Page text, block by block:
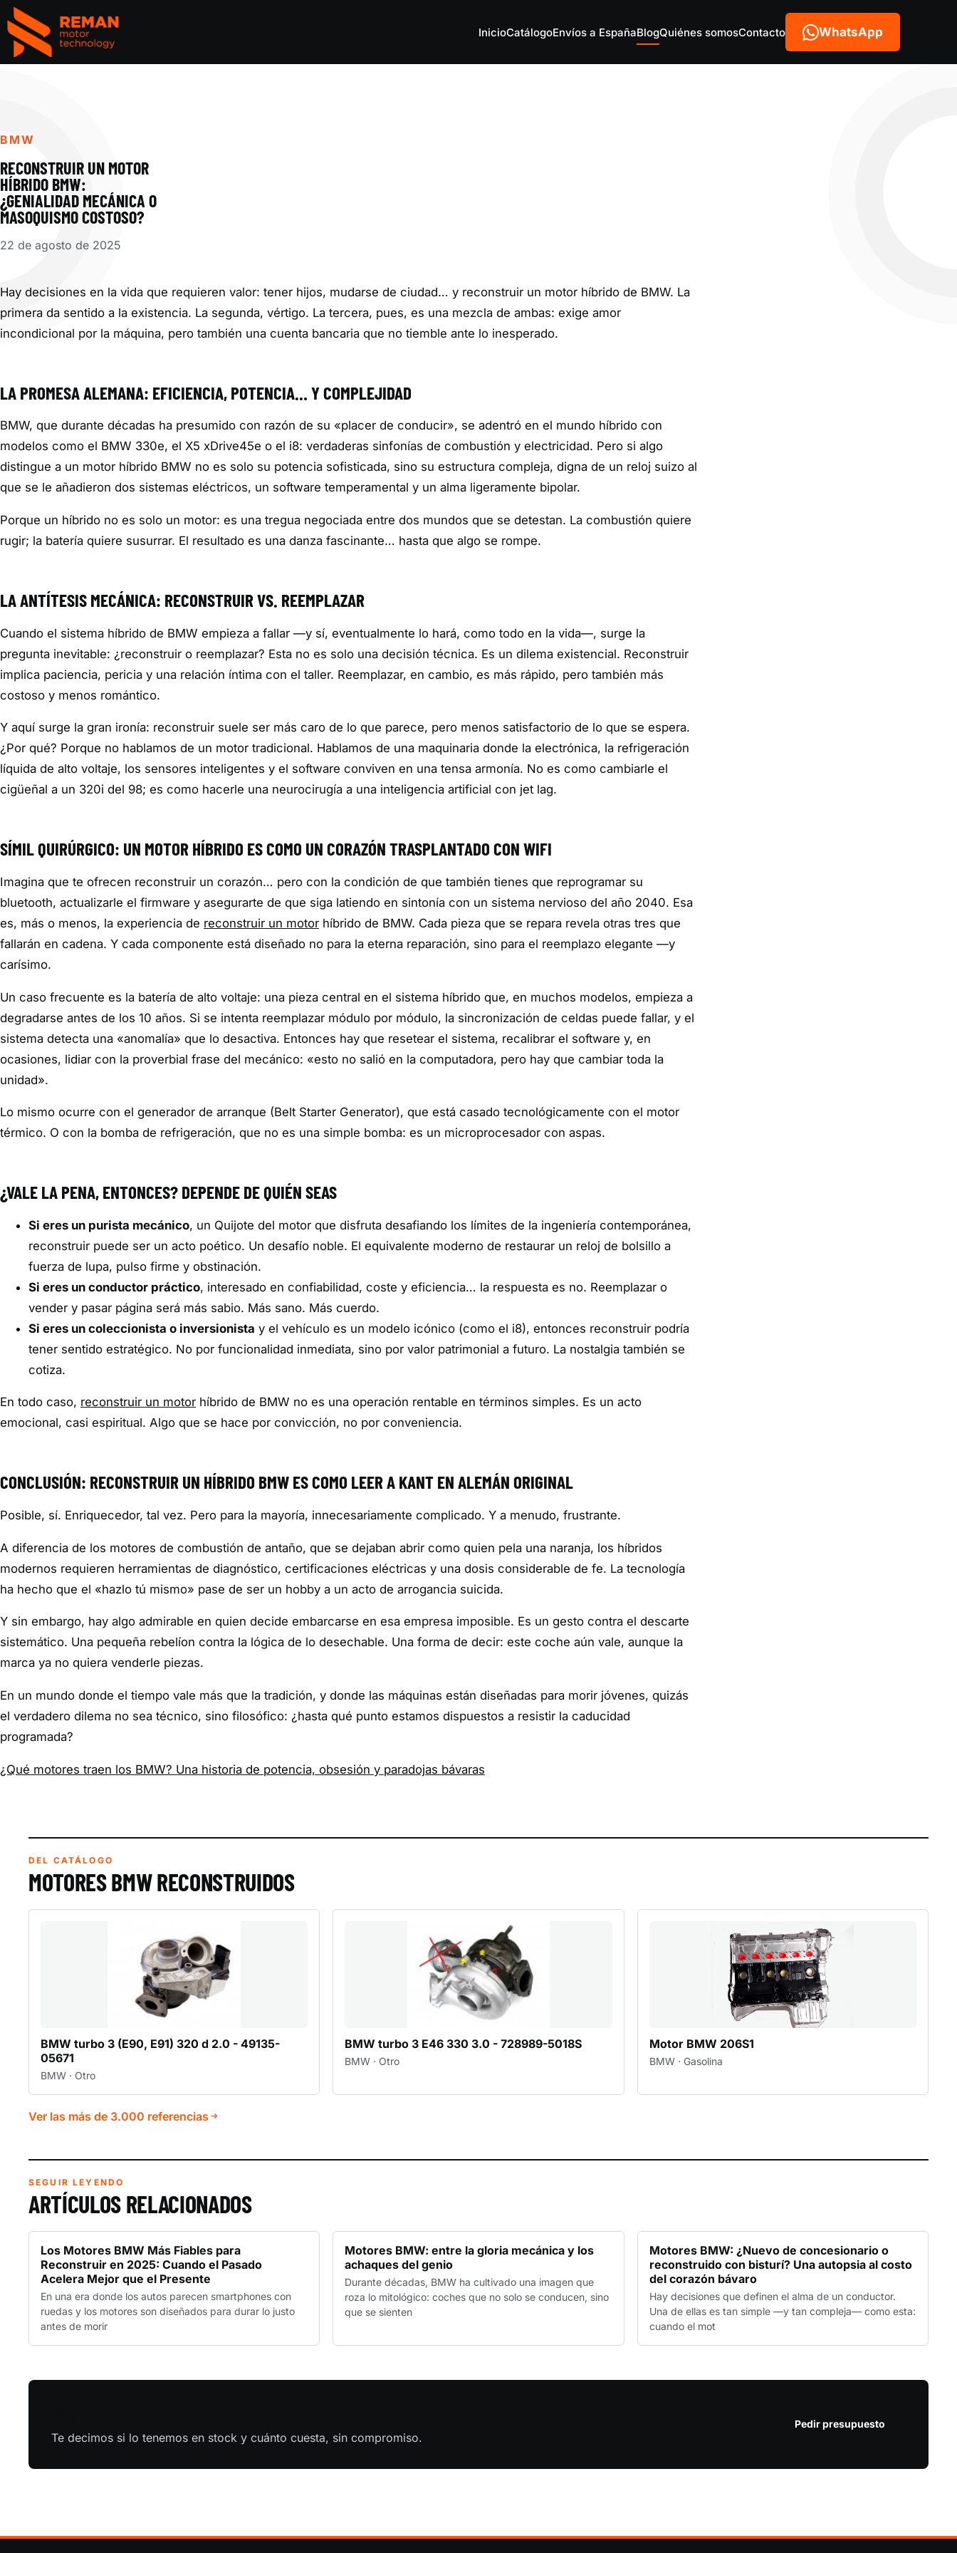
REMAN Motor Parts
InicioCatálogoEnvíos a EspañaBlogQuiénes somosContacto WhatsApp
BMW
RECONSTRUIR UN MOTOR
HÍBRIDO BMW:
¿GENIALIDAD MECÁNICA O
MASOQUISMO COSTOSO?
22 de agosto de 2025
Hay decisiones en la vida que requieren valor: tener hijos, mudarse de ciudad… y reconstruir un motor híbrido de BMW. La
primera da sentido a la existencia. La segunda, vértigo. La tercera, pues, es una mezcla de ambas: exige amor
incondicional por la máquina, pero también una cuenta bancaria que no tiemble ante lo inesperado.
LA PROMESA ALEMANA: EFICIENCIA, POTENCIA… Y COMPLEJIDAD
BMW, que durante décadas ha presumido con razón de su «placer de conducir», se adentró en el mundo híbrido con
modelos como el BMW 330e, el X5 xDrive45e o el i8: verdaderas sinfonías de combustión y electricidad. Pero si algo
distingue a un motor híbrido BMW no es solo su potencia sofisticada, sino su estructura compleja, digna de un reloj suizo al
que se le añadieron dos sistemas eléctricos, un software temperamental y un alma ligeramente bipolar.
Porque un híbrido no es solo un motor: es una tregua negociada entre dos mundos que se detestan. La combustión quiere
rugir; la batería quiere susurrar. El resultado es una danza fascinante… hasta que algo se rompe.
LA ANTÍTESIS MECÁNICA: RECONSTRUIR VS. REEMPLAZAR
Cuando el sistema híbrido de BMW empieza a fallar —y sí, eventualmente lo hará, como todo en la vida—, surge la
pregunta inevitable: ¿reconstruir o reemplazar? Esta no es solo una decisión técnica. Es un dilema existencial. Reconstruir
implica paciencia, pericia y una relación íntima con el taller. Reemplazar, en cambio, es más rápido, pero también más
costoso y menos romántico.
Y aquí surge la gran ironía: reconstruir suele ser más caro de lo que parece, pero menos satisfactorio de lo que se espera.
¿Por qué? Porque no hablamos de un motor tradicional. Hablamos de una maquinaria donde la electrónica, la refrigeración
líquida de alto voltaje, los sensores inteligentes y el software conviven en una tensa armonía. No es como cambiarle el
cigüeñal a un 320i del 98; es como hacerle una neurocirugía a una inteligencia artificial con jet lag.
SÍMIL QUIRÚRGICO: UN MOTOR HÍBRIDO ES COMO UN CORAZÓN TRASPLANTADO CON WIFI
Imagina que te ofrecen reconstruir un corazón… pero con la condición de que también tienes que reprogramar su
bluetooth, actualizarle el firmware y asegurarte de que siga latiendo en sintonía con un sistema nervioso del año 2040. Esa
es, más o menos, la experiencia de reconstruir un motor híbrido de BMW. Cada pieza que se repara revela otras tres que
fallarán en cadena. Y cada componente está diseñado no para la eterna reparación, sino para el reemplazo elegante —y
carísimo.
Un caso frecuente es la batería de alto voltaje: una pieza central en el sistema híbrido que, en muchos modelos, empieza a
degradarse antes de los 10 años. Si se intenta reemplazar módulo por módulo, la sincronización de celdas puede fallar, y el
sistema detecta una «anomalía» que lo desactiva. Entonces hay que resetear el sistema, recalibrar el software y, en
ocasiones, lidiar con la proverbial frase del mecánico: «esto no salió en la computadora, pero hay que cambiar toda la
unidad».
Lo mismo ocurre con el generador de arranque (Belt Starter Generator), que está casado tecnológicamente con el motor
térmico. O con la bomba de refrigeración, que no es una simple bomba: es un microprocesador con aspas.
¿VALE LA PENA, ENTONCES? DEPENDE DE QUIÉN SEAS
Si eres un purista mecánico, un Quijote del motor que disfruta desafiando los límites de la ingeniería contemporánea,
reconstruir puede ser un acto poético. Un desafío noble. El equivalente moderno de restaurar un reloj de bolsillo a
fuerza de lupa, pulso firme y obstinación.
Si eres un conductor práctico, interesado en confiabilidad, coste y eficiencia… la respuesta es no. Reemplazar o
vender y pasar página será más sabio. Más sano. Más cuerdo.
Si eres un coleccionista o inversionista y el vehículo es un modelo icónico (como el i8), entonces reconstruir podría
tener sentido estratégico. No por funcionalidad inmediata, sino por valor patrimonial a futuro. La nostalgia también se
cotiza.
En todo caso, reconstruir un motor híbrido de BMW no es una operación rentable en términos simples. Es un acto
emocional, casi espiritual. Algo que se hace por convicción, no por conveniencia.
CONCLUSIÓN: RECONSTRUIR UN HÍBRIDO BMW ES COMO LEER A KANT EN ALEMÁN ORIGINAL
Posible, sí. Enriquecedor, tal vez. Pero para la mayoría, innecesariamente complicado. Y a menudo, frustrante.
A diferencia de los motores de combustión de antaño, que se dejaban abrir como quien pela una naranja, los híbridos
modernos requieren herramientas de diagnóstico, certificaciones eléctricas y una dosis considerable de fe. La tecnología
ha hecho que el «hazlo tú mismo» pase de ser un hobby a un acto de arrogancia suicida.
Y sin embargo, hay algo admirable en quien decide embarcarse en esa empresa imposible. Es un gesto contra el descarte
sistemático. Una pequeña rebelíon contra la lógica de lo desechable. Una forma de decir: este coche aún vale, aunque la
marca ya no quiera venderle piezas.
En un mundo donde el tiempo vale más que la tradición, y donde las máquinas están diseñadas para morir jóvenes, quizás
el verdadero dilema no sea técnico, sino filosófico: ¿hasta qué punto estamos dispuestos a resistir la caducidad
programada?
¿Qué motores traen los BMW? Una historia de potencia, obsesión y paradojas bávaras
DEL CATÁLOGO
MOTORES BMW RECONSTRUIDOS
BMW turbo 3 (E90, E91) 320 d 2.0 - 49135-
05671
BMW · Otro
BMW turbo 3 E46 330 3.0 - 728989-5018S
BMW · Otro
Motor BMW 206S1
BMW · Gasolina
Ver las más de 3.000 referencias
SEGUIR LEYENDO
ARTÍCULOS RELACIONADOS
Los Motores BMW Más Fiables para
Reconstruir en 2025: Cuando el Pasado
Acelera Mejor que el Presente
En una era donde los autos parecen smartphones con
ruedas y los motores son diseñados para durar lo justo
antes de morir
Motores BMW: entre la gloria mecánica y los
achaques del genio
Durante décadas, BMW ha cultivado una imagen que
roza lo mitológico: coches que no solo se conducen, sino
que se sienten
Motores BMW: ¿Nuevo de concesionario o
reconstruido con bisturí? Una autopsia al costo
del corazón bávaro
Hay decisiones que definen el alma de un conductor.
Una de ellas es tan simple —y tan compleja— como esta:
cuando el mot
Te decimos si lo tenemos en stock y cuánto cuesta, sin compromiso.
Pedir presupuesto